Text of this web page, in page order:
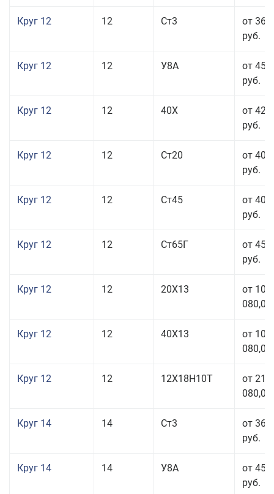
Круг 12 12 Ст3
от 36
руб.
Круг 12 12 У8А
от 45
руб.
Круг 12 12 40Х
от 42
руб.
Круг 12 12 Ст20
от 40
руб.
Круг 12 12 Ст45
от 40
руб.
Круг 12 12 Ст65Г
от 45
руб.
Круг 12 12 20Х13
от 103
080,00
Круг 12 12 40Х13
от 103
080,00
Круг 12 12 12Х18Н10Т
от 212
080,00
Круг 14 14 Ст3
от 36
руб.
Круг 14 14 У8А
от 45
руб.